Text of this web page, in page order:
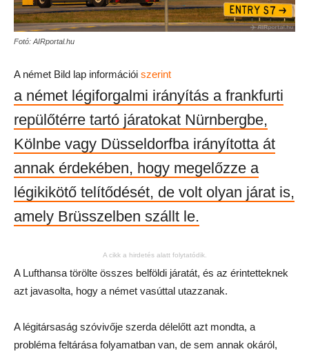
Fotó: AIRportal.hu
A német Bild lap információi szerint
a német légiforgalmi irányítás a frankfurti
repülőtérre tartó járatokat Nürnbergbe,
Kölnbe vagy Düsseldorfba irányította át
annak érdekében, hogy megelőzze a
légikikötő telítődését, de volt olyan járat is,
amely Brüsszelben szállt le.
A cikk a hirdetés alatt folytatódik.
A Lufthansa törölte összes belföldi járatát, és az érintetteknek
azt javasolta, hogy a német vasúttal utazzanak.
A légitársaság szóvivője szerda délelőtt azt mondta, a
probléma feltárása folyamatban van, de sem annak okáról,